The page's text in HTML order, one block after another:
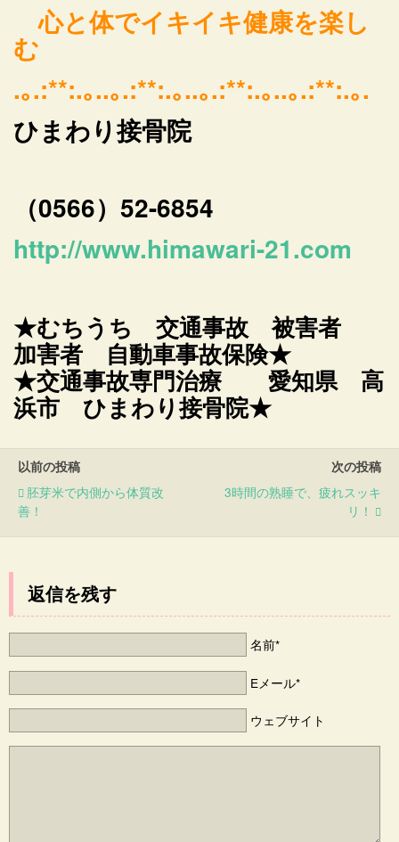
心と体でイキイキ健康を楽し
む
.｡.:**:.｡..｡.:**:.｡..｡.:**:.｡..｡.:**:.｡.
ひまわり接骨院
（0566）52-6854
http://www.himawari-21.com
★むちうち 交通事故 被害者
加害者 自動車事故保険★
★交通事故専門治療 愛知県 高
浜市 ひまわり接骨院★
以前の投稿
胚芽米で内側から体質改
善！
次の投稿
3時間の熟睡で、疲れスッキ
リ！
返信を残す
名前*
Eメール*
ウェブサイト